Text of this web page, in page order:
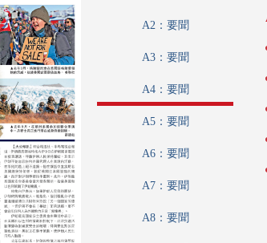
A2：要聞
A3：要聞
A4：要聞
A5：要聞
A6：要聞
A7：要聞
A8：要聞